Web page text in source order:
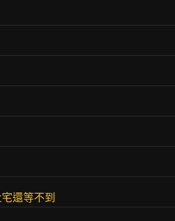
還等不到